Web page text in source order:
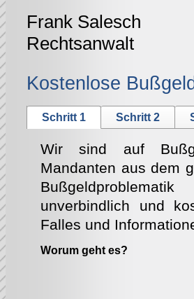
Frank Salesch
Rechtsanwalt
Kostenlose
Schritt 1 Schritt 2
Wir sind auf
Mandanten aus dem
unverbindlich und
Falles und
Worum geht es?